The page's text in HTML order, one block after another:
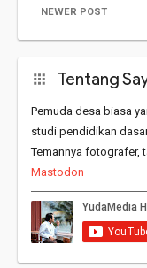
NEWER POST
Tentang
Pemuda desa biasa
studi pendidikan
Temannya fotografer,
Mastodon